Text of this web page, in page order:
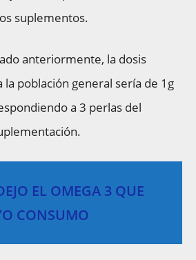
suplementos.
anteriormente, la dosis
población general sería de 1g
a 3 perlas del
EL OMEGA 3 QUE
CONSUMO